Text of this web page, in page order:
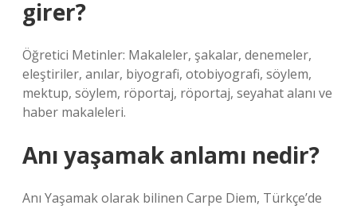
girer?
Öğretici Metinler: Makaleler, şakalar, denemeler,
eleştiriler, anılar, biyografi, otobiyografi, söylem,
mektup, söylem, röportaj, röportaj, seyahat alanı ve
haber makaleleri.
Anı yaşamak anlamı nedir?
Anı Yaşamak olarak bilinen Carpe Diem, Türkçe’de